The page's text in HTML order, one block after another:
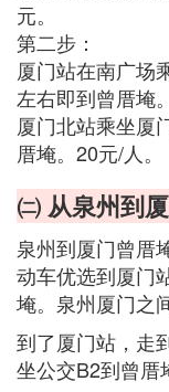
元。
第二步：
厦门站在南广场
左右即到曾厝埯
厦门北站乘坐厦
厝埯。20元/人。
㈡ 从泉州到
泉州到厦门曾厝
动车优选到厦门
埯。泉州厦门之
到了厦门站，走
坐公交B2到曾厝